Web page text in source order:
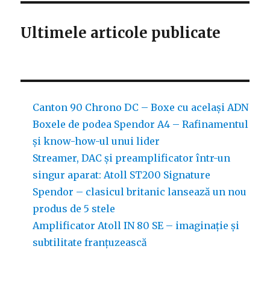
Ultimele articole publicate
Canton 90 Chrono DC – Boxe cu același ADN
Boxele de podea Spendor A4 – Rafinamentul
și know-how-ul unui lider
Streamer, DAC și preamplificator într-un
singur aparat: Atoll ST200 Signature
Spendor – clasicul britanic lansează un nou
produs de 5 stele
Amplificator Atoll IN 80 SE – imaginație și
subtilitate franțuzească